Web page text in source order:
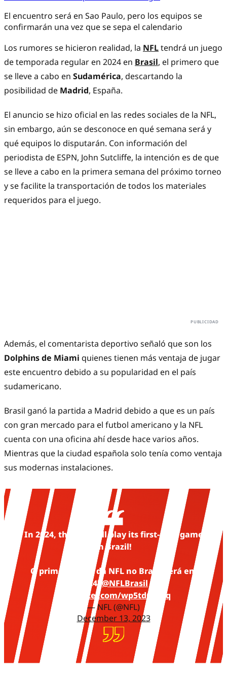
El encuentro será en Sao Paulo, pero los equipos se
confirmarán una vez que se sepa el calendario
Los rumores se hicieron realidad, la NFLtendrá un juego
de temporada regular en 2024 en Brasil, el primero que
se lleve a cabo en Sudamérica, descartando la
posibilidad de Madrid, España.
El anuncio se hizo oficial en las redes sociales de la NFL,
sin embargo, aún se desconoce en qué semana será y
qué equipos lo disputarán. Con información del
periodista de ESPN, John Sutcliffe, la intención es de que
se lleve a cabo en la primera semana del próximo torneo
y se facilite la transportación de todos los materiales
requeridos para el juego.
Además, el comentarista deportivo señaló que son los
Dolphins de Miami quienes tienen más ventaja de jugar
este encuentro debido a su popularidad en el país
sudamericano.
Brasil ganó la partida a Madrid debido a que es un país
con gran mercado para el futbol americano y la NFL
cuenta con una oficina ahí desde hace varios años.
Mientras que la ciudad española solo tenía como ventaja
sus modernas instalaciones.
In 2024, the NFL will play its first-ever game
in Brazil!
O primeiro jogo da NFL no Brasil será em
2024!@NFLBrasil
pic.twitter.com/wp5tdCEgEq
— NFL (@NFL)
December 13, 2023